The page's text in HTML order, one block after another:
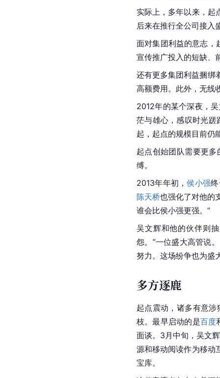
实际上，多年以来，起
后来在推行全公司接入
面对集团利益的意志，
宣传推广投入的短缺、
还有更多集团利益捆绑
高额费用。此外，无线
2012年的某个深夜，
茫与雄心，感叹时光蹉
起，起点的规模目前仍
起点创始团队需要更
缚。
2013年年初，侯小强
陈天桥也强化了对他的
谁会比侯小强更强。”
吴文辉和他的伙伴则
怨。”一位盛大高管说
努力。这场纷争也为盛
多方逐鹿
起点震动，诸多有意涉
枝。最早启动的是百度
面谈。3月中旬，吴文
源和移动阅读作为移动
宝库。